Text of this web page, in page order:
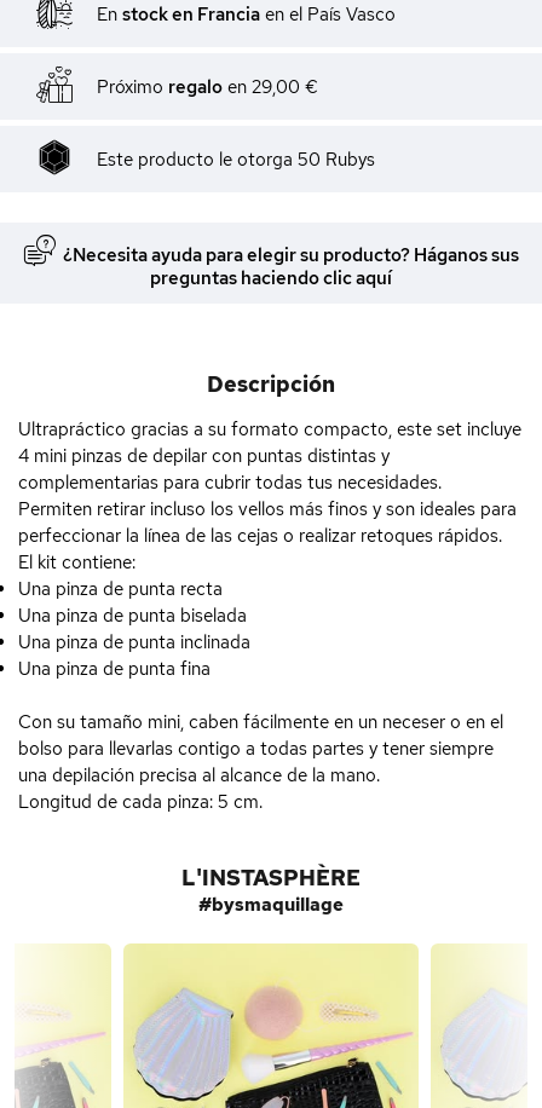
En stock en Francia en el País Vasco
Próximo regalo en 29,00 €
Este producto le otorga 50 Rubys
¿Necesita ayuda para elegir su producto? Háganos sus
preguntas haciendo clic aquí
Descripción
Ultrapráctico gracias a su formato compacto, este set incluye
4 mini pinzas de depilar con puntas distintas y
complementarias para cubrir todas tus necesidades.
Permiten retirar incluso los vellos más finos y son ideales para
perfeccionar la línea de las cejas o realizar retoques rápidos.
El kit contiene:
Una pinza de punta recta
Una pinza de punta biselada
Una pinza de punta inclinada
Una pinza de punta fina
Con su tamaño mini, caben fácilmente en un neceser o en el
bolso para llevarlas contigo a todas partes y tener siempre
una depilación precisa al alcance de la mano.
Longitud de cada pinza: 5 cm.
L'INSTASPHÈRE
#bysmaquillage